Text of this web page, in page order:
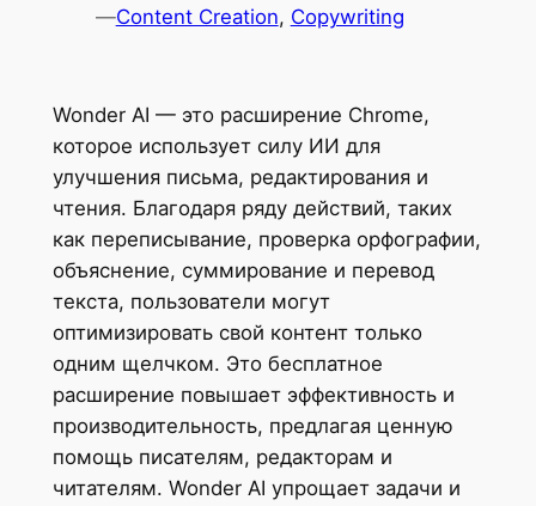
—Content Creation, Copywriting
Wonder AI — это расширение Chrome,
которое использует силу ИИ для
улучшения письма, редактирования и
чтения. Благодаря ряду действий, таких
как переписывание, проверка орфографии,
объяснение, суммирование и перевод
текста, пользователи могут
оптимизировать свой контент только
одним щелчком. Это бесплатное
расширение повышает эффективность и
производительность, предлагая ценную
помощь писателям, редакторам и
читателям. Wonder AI упрощает задачи и